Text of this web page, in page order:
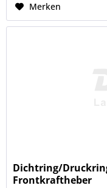
Merken
Dichtring/
Frontkraftheber